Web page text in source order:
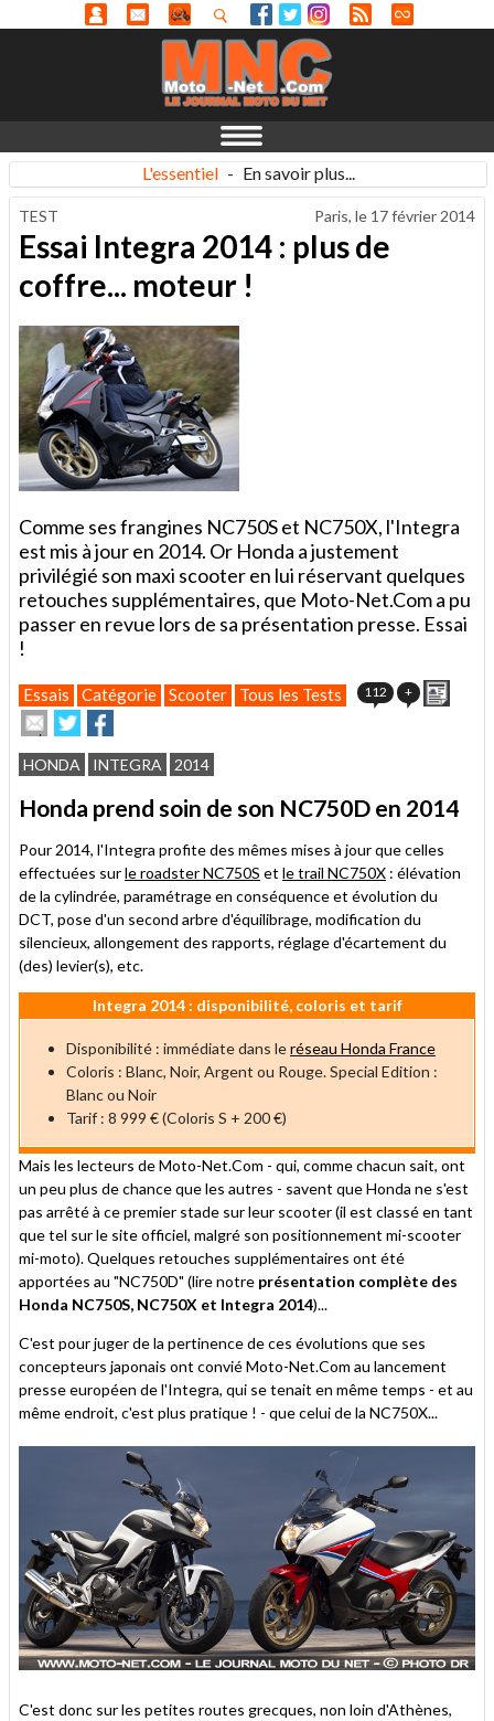
L'essentiel - En savoir plus...
TEST Paris, le 17 février 2014
Essai Integra 2014 : plus de
coffre... moteur !
Comme ses frangines NC750S et NC750X, l'Integra
est mis à jour en 2014. Or Honda a justement
privilégié son maxi scooter en lui réservant quelques
retouches supplémentaires, que Moto-Net.Com a pu
passer en revue lors de sa présentation presse. Essai
!
Essais Catégorie Scooter Tous les Tests 112 +
Envoyer
cet
article
à
ami
Partager
sur
Twitter
sur
Facebook
HONDA INTEGRA 2014
Honda prend soin de son NC750D en 2014
Pour 2014, l'Integra profite des mêmes mises à jour que celles
effectuées surle roadster NC750S et le trail NC750X : élévation
de la cylindrée, paramétrage en conséquence et évolution du
DCT, pose d'un second arbre d'équilibrage, modification du
silencieux, allongement des rapports, réglage d'écartement du
(des) levier(s), etc.
Integra 2014 : disponibilité, coloris et tarif
Disponibilité : immédiate dans leréseau Honda France
Coloris : Blanc, Noir, Argent ou Rouge. Special Edition :
Blanc ou Noir
Tarif : 8 999 € (Coloris S + 200 €)
Mais les lecteurs de Moto-Net.Com - qui, comme chacun sait, ont
un peu plus de chance que les autres - savent que Honda ne s'est
pas arrêté à ce premier stade sur leur scooter (il est classé en tant
que tel sur le site officiel, malgré son positionnement mi-scooter
mi-moto). Quelques retouches supplémentaires ont été
apportées au "NC750D" (lire notre présentation complète des
Honda NC750S, NC750X et Integra 2014)...
C'est pour juger de la pertinence de ces évolutions que ses
concepteurs japonais ont convié Moto-Net.Com au lancement
presse européen de l'Integra, qui se tenait en même temps - et au
même endroit, c'est plus pratique ! - que celui de la NC750X...
C'est donc sur les petites routes grecques, non loin d'Athènes,